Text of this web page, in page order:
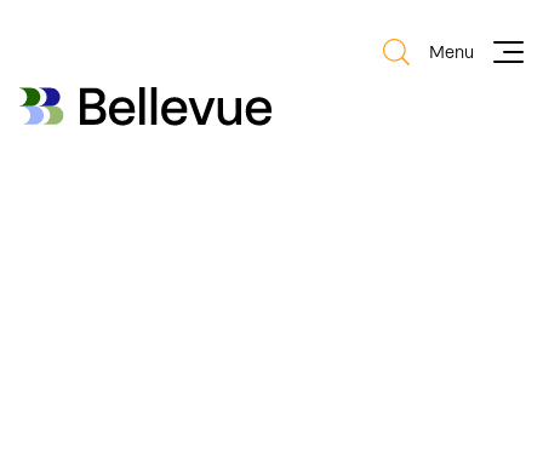
Bellevue Group AG
Menu